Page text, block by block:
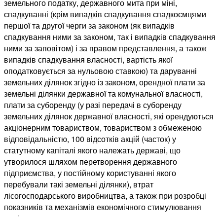
земельного податку, державного мита при міні,
спадкуванні (крім випадків спадкування спадкоємцями
першої та другої черги за законом (як випадків
спадкування ними за законом, так і випадків спадкування
ними за заповітом) і за правом представлення, а також
випадків спадкування власності, вартість якої
оподатковується за нульовою ставкою) та даруванні
земельних ділянок згідно із законом, орендної плати за
земельні ділянки державної та комунальної власності,
плати за суборенду (у разі передачі в суборенду
земельних ділянок державної власності, які орендуються
акціонерним товариством, товариством з обмеженою
відповідальністю, 100 відсотків акцій (часток) у
статутному капіталі якого належать державі, що
утворилося шляхом перетворення державного
підприємства, у постійному користуванні якого
перебували такі земельні ділянки), втрат
лісогосподарського виробництва, а також при розробці
показників та механізмів економічного стимулювання